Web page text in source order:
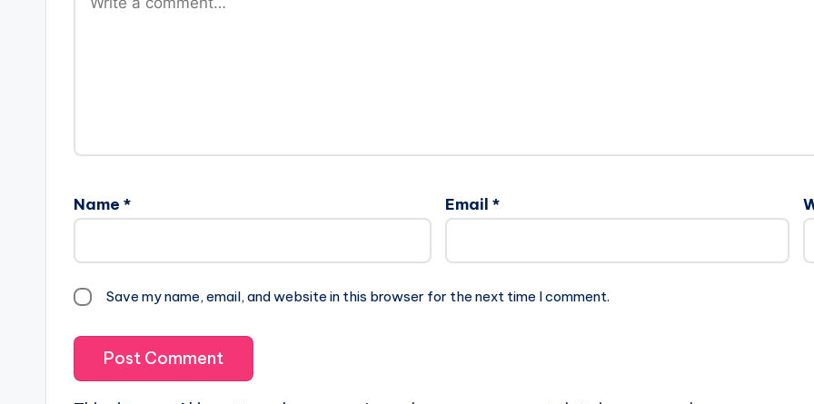
Name * Email *
Save my name, email, and website in this browser for the next time I comment.